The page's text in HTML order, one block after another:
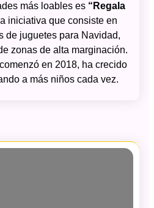
más loables es “Regala
iniciativa que consiste en
de juguetes para Navidad,
zonas de alta marginación.
en 2018, ha crecido
a más niños cada vez.